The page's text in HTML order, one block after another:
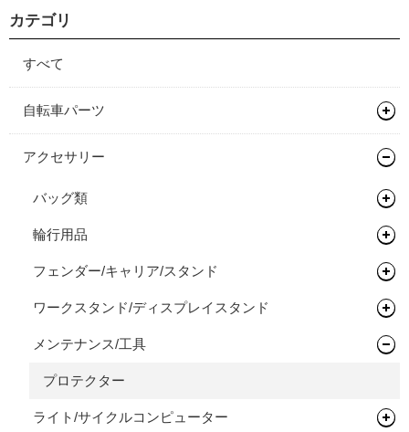
カテゴリ
すべて
自転車パーツ
ハンドル/ステム
ライザーバー
アクセサリー
バッグ類
バックパック
バイクパッキング/アクセサリー
サドルバッグ
その他バッグ
輪行用品
輪行袋
その他輪行用品
フェンダー/キャリア/スタンド
キャリア
ワークスタンド/ディスプレイスタンド
ディスプレイスタンド
スタンド
メンテナンス/工具
プロテクター
ライト/サイクルコンピューター